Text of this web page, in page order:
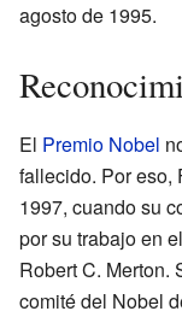
agosto de 1995.
El Premio Nobel
fallecido. Por eso,
1997, cuando su
por su trabajo en
Robert C. Merton.
comité del Nobel